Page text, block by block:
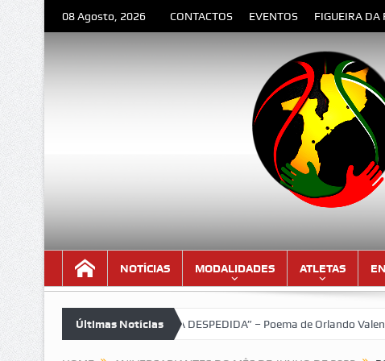
08 Agosto, 2026 CONTACTOS EVENTOS FIGUEIRA DA
NOTÍCIAS MODALIDADES ATLETAS
Últimas Notícias
LOURENÇO MARQUES “A DESPEDIDA” – Poema de Orlando Valente